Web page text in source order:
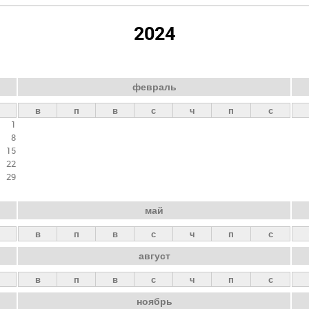
2024
1
8
15
22
29
февраль
в п в с ч п с
май
в п в с ч п с
август
в п в с ч п с
ноябрь